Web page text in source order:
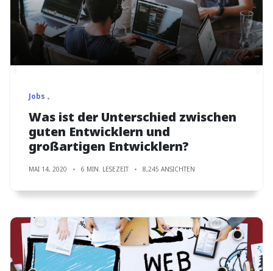
Jobs
Was ist der Unterschied zwischen
guten Entwicklern und
großartigen Entwicklern?
MAI 14, 2020 6 MIN. LESEZEIT 8,245 ANSICHTEN